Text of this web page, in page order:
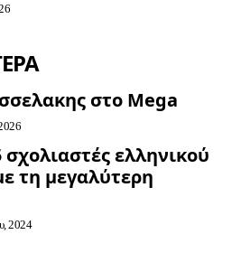
στο Mega
σχολιαστές ελληνικού
τη μεγαλύτερη
2024